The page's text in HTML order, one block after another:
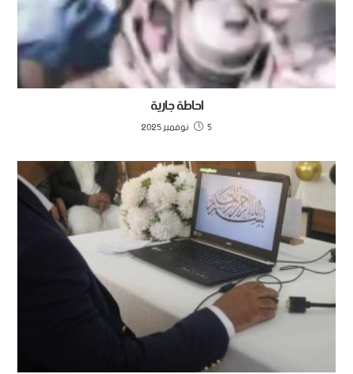
احاطة جارية
5 نوفمبر 2025